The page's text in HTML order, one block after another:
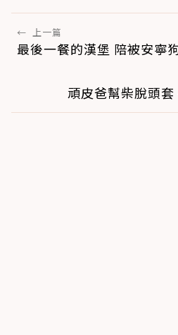
← 上一篇
最後一餐的漢堡 陪被安寧
頑皮爸幫柴脫頭